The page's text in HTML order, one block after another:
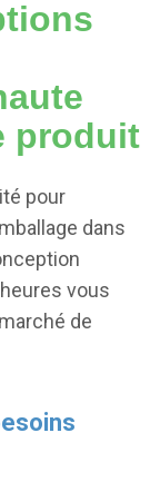
produit
pour
dans
vous
de